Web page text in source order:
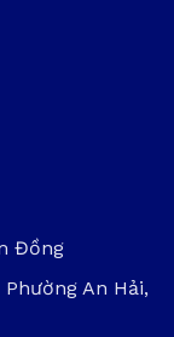
Đồng
Phường An Hải,